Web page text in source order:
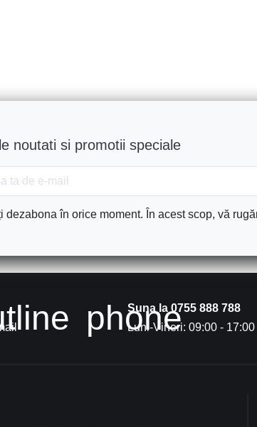
noutati si promotii speciale
dezabona în orice moment. În acest scop, vă
phone
Suna la 0755 888 788
Luni-Vineri: 09:00 - 17:00